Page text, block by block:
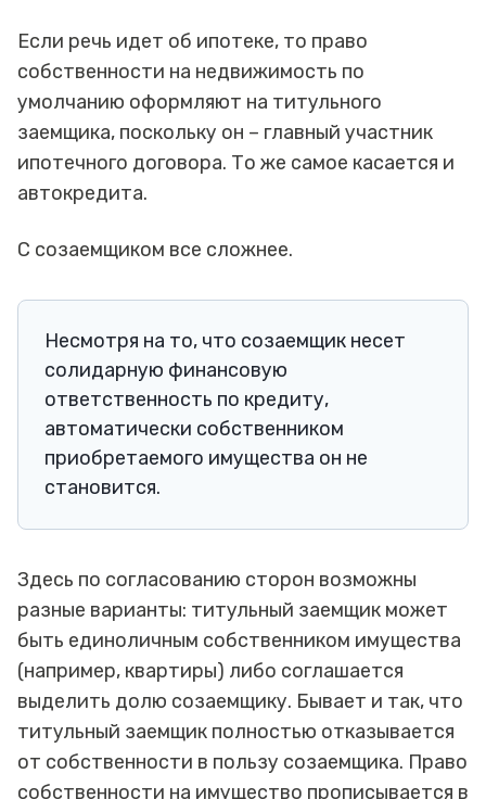
Если речь идет об ипотеке, то право
собственности на недвижимость по
умолчанию оформляют на титульного
заемщика, поскольку он – главный участник
ипотечного договора. То же самое касается и
автокредита.
С созаемщиком все сложнее.
Несмотря на то, что созаемщик несет
солидарную финансовую
ответственность по кредиту,
автоматически собственником
приобретаемого имущества он не
становится.
Здесь по согласованию сторон возможны
разные варианты: титульный заемщик может
быть единоличным собственником имущества
(например, квартиры) либо соглашается
выделить долю созаемщику. Бывает и так, что
титульный заемщик полностью отказывается
от собственности в пользу созаемщика. Право
собственности на имущество прописывается в